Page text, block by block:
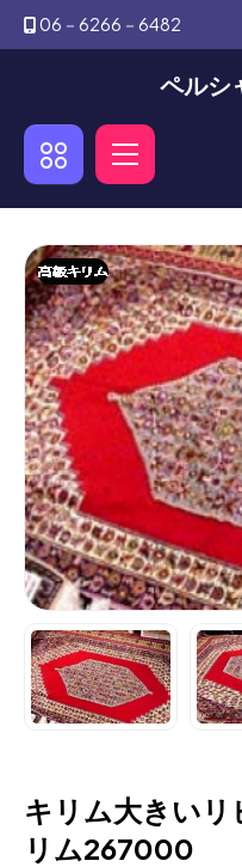
06－6266－6482
ペルシ
キリム大きい
リム267000